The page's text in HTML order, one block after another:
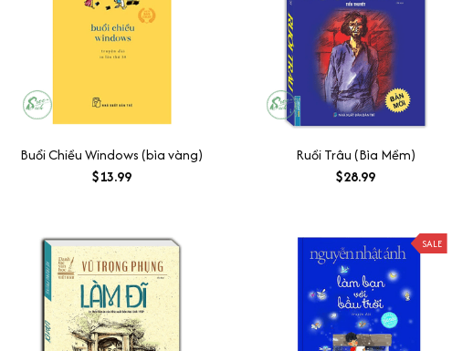
Buổi Chiều Windows (bìa vàng)
$13.99
Ruồi Trâu (Bìa Mềm)
$28.99
SALE